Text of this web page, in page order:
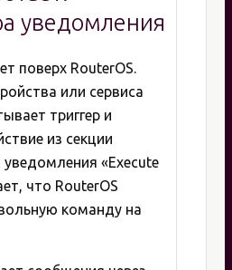
уведомления
поверх RouterOS.
или сервиса
триггер и
из секции
«Execute
что RouterOS
команду на